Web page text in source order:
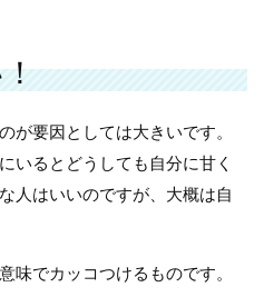
が要因としては大きいです。
いるとどうしても自分に甘く
人はいいのですが、大概は自
味でカッコつけるものです。